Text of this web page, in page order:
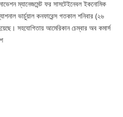
ম্যানেজমেন্ট ফর সাসটেইনেবল ইকনোমিক
ভার্চুয়াল কনফারেন্স গতকাল শনিবার (২৬
সহযোগিতায় আমেরিকান চেম্বার অব কমার্স